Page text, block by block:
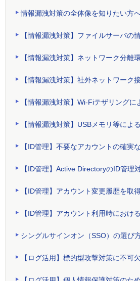
情報漏洩対策の全体像を知りたい方
【情報漏洩対策】ファイルサーバ
【情報漏洩対策】ネットワーク分離
【情報漏洩対策】社外ネットワーク
【情報漏洩対策】Wi-Fiテザリング
【情報漏洩対策】USBメモリ等によ
【ID管理】不要なアカウントの確実
【ID管理】Active DirectoryのID管理
【ID管理】アカウント変更履歴を取
【ID管理】アカウント利用時におけ
シングルサインオン（SSO）の選び
【ログ活用】標的型攻撃対策に不可